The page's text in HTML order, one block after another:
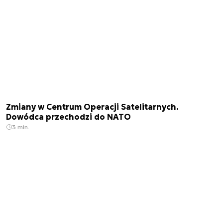
Zmiany w Centrum Operacji Satelitarnych.
Dowódca przechodzi do NATO
3 min.